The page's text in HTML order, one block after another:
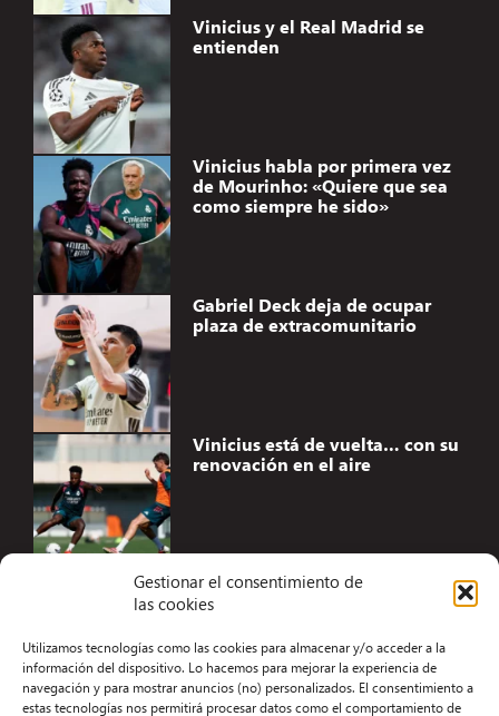
Gestionar el consentimiento de
las cookies
Utilizamos tecnologías como las cookies para almacenar y/o acceder a la
información del dispositivo. Lo hacemos para mejorar la experiencia de
navegación y para mostrar anuncios (no) personalizados. El consentimiento a
estas tecnologías nos permitirá procesar datos como el comportamiento de
Vinicius y el Real Madrid se
entienden
Vinicius habla por primera vez
de Mourinho: «Quiere que sea
como siempre he sido»
Gabriel Deck deja de ocupar
plaza de extracomunitario
Vinicius está de vuelta… con su
renovación en el aire
Aviso Legal
Términos y condiciones